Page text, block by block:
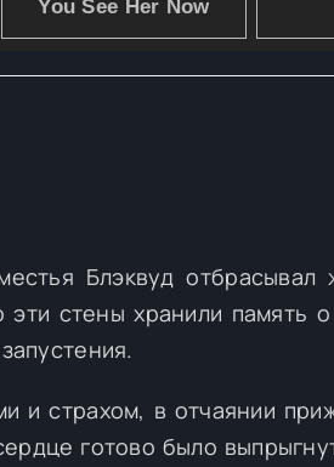
Блэквуд отбрасывал
стены хранили память
и страхом, в отчаянии
готово было